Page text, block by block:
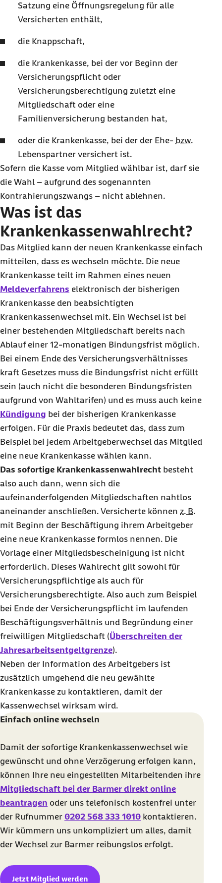
Satzung eine Öffnungsregelung für alle
Versicherten enthält,
die Knappschaft,
die Krankenkasse, bei der vor Beginn der
Versicherungspflicht oder
Versicherungsberechtigung zuletzt eine
Mitgliedschaft oder eine
Familienversicherung bestanden hat,
oder die Krankenkasse, bei der der Ehe- bzw.
Lebenspartner versichert ist.
Sofern die Kasse vom Mitglied wählbar ist, darf sie
die Wahl – aufgrund des sogenannten
Kontrahierungszwangs – nicht ablehnen.
Was ist das
Krankenkassenwahlrecht?
Das Mitglied kann der neuen Krankenkasse einfach
mitteilen, dass es wechseln möchte. Die neue
Krankenkasse teilt im Rahmen eines neuen
Meldeverfahrens elektronisch der bisherigen
Krankenkasse den beabsichtigten
Krankenkassenwechsel mit. Ein Wechsel ist bei
einer bestehenden Mitgliedschaft bereits nach
Ablauf einer 12-monatigen Bindungsfrist möglich.
Bei einem Ende des Versicherungsverhältnisses
kraft Gesetzes muss die Bindungsfrist nicht erfüllt
sein (auch nicht die besonderen Bindungsfristen
aufgrund von Wahltarifen) und es muss auch keine
Kündigung bei der bisherigen Krankenkasse
erfolgen. Für die Praxis bedeutet das, dass zum
Beispiel bei jedem Arbeitgeberwechsel das Mitglied
eine neue Krankenkasse wählen kann.
Das sofortige Krankenkassenwahlrecht besteht
also auch dann, wenn sich die
aufeinanderfolgenden Mitgliedschaften nahtlos
aneinander anschließen. Versicherte können z. B.
mit Beginn der Beschäftigung ihrem Arbeitgeber
eine neue Krankenkasse formlos nennen. Die
Vorlage einer Mitgliedsbescheinigung ist nicht
erforderlich. Dieses Wahlrecht gilt sowohl für
Versicherungspflichtige als auch für
Versicherungsberechtigte. Also auch zum Beispiel
bei Ende der Versicherungspflicht im laufenden
Beschäftigungsverhältnis und Begründung einer
freiwilligen Mitgliedschaft (Überschreiten der
Jahresarbeitsentgeltgrenze).
Neben der Information des Arbeitgebers ist
zusätzlich umgehend die neu gewählte
Krankenkasse zu kontaktieren, damit der
Kassenwechsel wirksam wird.
Einfach online wechseln
Damit der sofortige Krankenkassenwechsel wie
gewünscht und ohne Verzögerung erfolgen kann,
können Ihre neu eingestellten Mitarbeitenden ihre
Mitgliedschaft bei der Barmer direkt online
beantragen oder uns telefonisch kostenfrei unter
der Rufnummer 0202 568 333 1010 kontaktieren.
Wir kümmern uns unkompliziert um alles, damit
der Wechsel zur Barmer reibungslos erfolgt.
Jetzt Mitglied werden